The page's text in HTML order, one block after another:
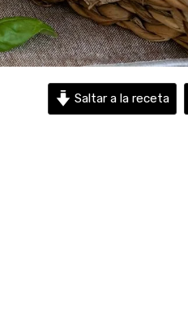
Saltar a la receta